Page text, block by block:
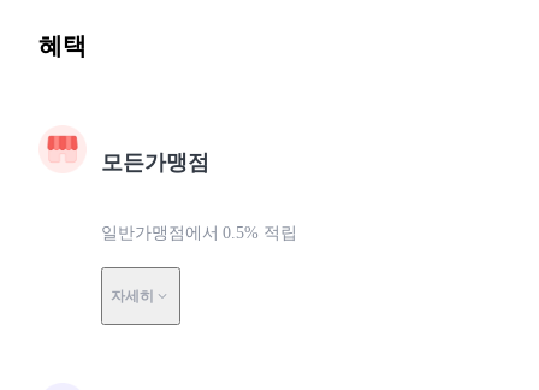
혜택
모든가맹점
일반가맹점에서 0.5% 적립
자세히